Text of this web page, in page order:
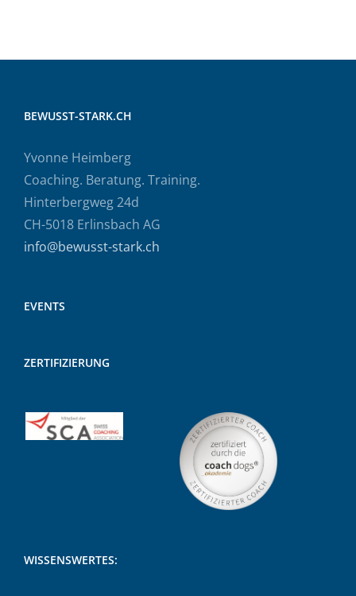
BEWUSST-STARK.CH
Yvonne Heimberg
Coaching. Beratung. Training.
Hinterbergweg 24d
CH-5018 Erlinsbach AG
info@bewusst-stark.ch
EVENTS
ZERTIFIZIERUNG
WISSENSWERTES: